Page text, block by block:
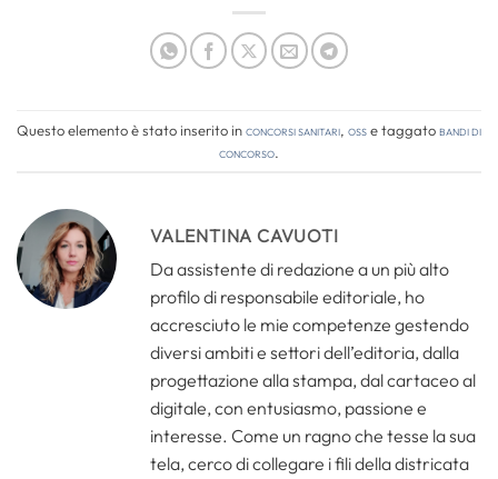
Questo elemento è stato inserito inConcorsi Sanitari, OSSe taggatobandi di
concorso.
VALENTINA CAVUOTI
Da assistente di redazione a un più alto
profilo di responsabile editoriale, ho
accresciuto le mie competenze gestendo
diversi ambiti e settori dell’editoria, dalla
progettazione alla stampa, dal cartaceo al
digitale, con entusiasmo, passione e
interesse. Come un ragno che tesse la sua
tela, cerco di collegare i fili della districata